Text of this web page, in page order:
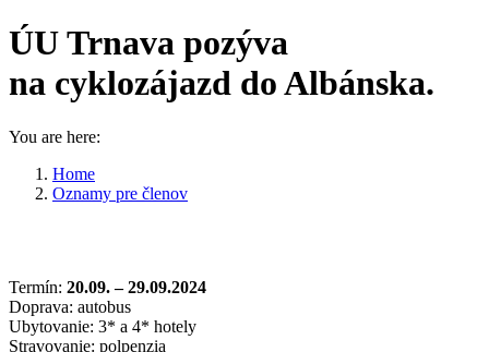
ÚU Trnava pozýva
na cyklozájazd do Albánska.
You are here:
Home
Oznamy pre členov
Termín: 20.09. – 29.09.2024
Doprava: autobus
Ubytovanie: 3* a 4* hotely
Stravovanie: polpenzia